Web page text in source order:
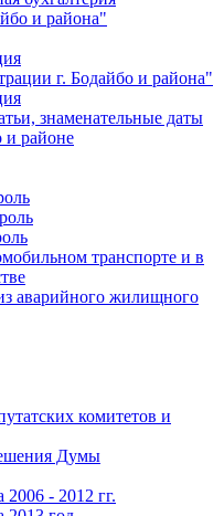
и района"
г. Бодайбо и района"
знаменательные даты
и районе
транспорте и в
аварийного жилищного
комитетов и
Думы
- 2012 гг.